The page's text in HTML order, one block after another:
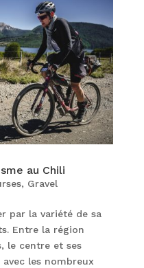
au Chili
, Gravel
par la variété de sa
Entre la région
le centre et ses
les nombreux